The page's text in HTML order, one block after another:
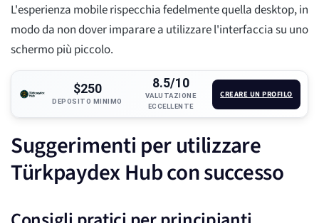
L'esperienza mobile rispecchia fedelmente quella desktop, in
modo da non dover imparare a utilizzare l'interfaccia su uno
schermo più piccolo.
$250
DEPOSITO MINIMO
8.5/10
VALUTAZIONE
ECCELLENTE
CREARE UN PROFILO
Suggerimenti per utilizzare
Türkpaydex Hub con successo